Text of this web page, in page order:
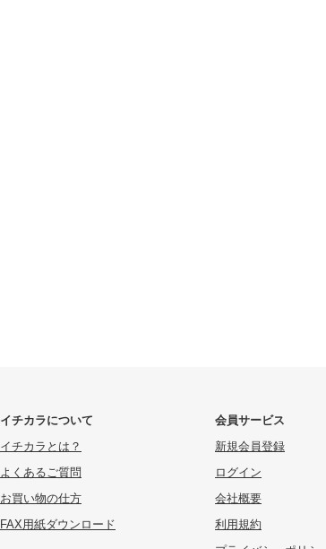
イチカラについて
イチカラとは？
よくあるご質問
お買い物の仕方
FAX用紙ダウンロード
会員サービス
新規会員登録
ログイン
会社概要
利用規約